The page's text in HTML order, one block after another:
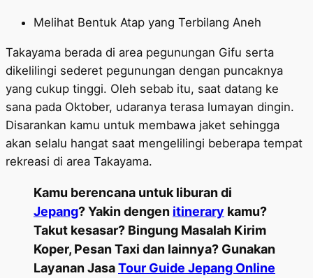
Melihat Bentuk Atap yang Terbilang Aneh
Takayama berada di area pegunungan Gifu serta
dikelilingi sederet pegunungan dengan puncaknya
yang cukup tinggi. Oleh sebab itu, saat datang ke
sana pada Oktober, udaranya terasa lumayan dingin.
Disarankan kamu untuk membawa jaket sehingga
akan selalu hangat saat mengelilingi beberapa tempat
rekreasi di area Takayama.
Kamu berencana untuk liburan di
Jepang? Yakin dengen itinerary kamu?
Takut kesasar? Bingung Masalah Kirim
Koper, Pesan Taxi dan lainnya? Gunakan
Layanan JasaTour Guide Jepang Online